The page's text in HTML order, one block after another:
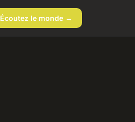
Écoutez le monde →